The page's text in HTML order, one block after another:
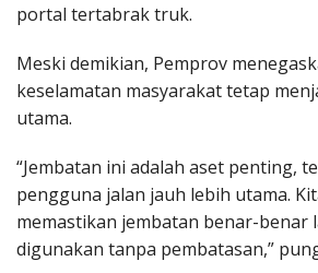
portal tertabrak truk.
Meski demikian, Pemprov
keselamatan masyarakat tetap
utama.
“Jembatan ini adalah aset penting,
pengguna jalan jauh lebih utama.
memastikan jembatan benar-benar
digunakan tanpa pembatasan,”